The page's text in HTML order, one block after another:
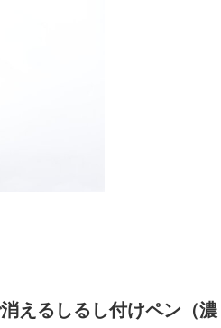
えるしるし付けペン（濃